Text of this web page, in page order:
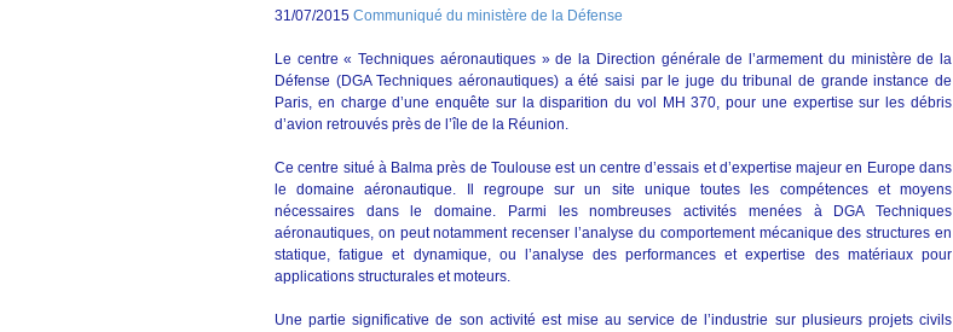
31/07/2015 Communiqué du ministère de la Défense
Le centre « Techniques aéronautiques » de la Direction générale de l’armement du ministère de la
Défense (DGA Techniques aéronautiques) a été saisi par le juge du tribunal de grande instance de
Paris, en charge d’une enquête sur la disparition du vol MH 370, pour une expertise sur les débris
d’avion retrouvés près de l’île de la Réunion.
Ce centre situé à Balma près de Toulouse est un centre d’essais et d’expertise majeur en Europe dans
le domaine aéronautique. Il regroupe sur un site unique toutes les compétences et moyens
nécessaires dans le domaine. Parmi les nombreuses activités menées à DGA Techniques
aéronautiques, on peut notamment recenser l’analyse du comportement mécanique des structures en
statique, fatigue et dynamique, ou l’analyse des performances et expertise des matériaux pour
applications structurales et moteurs.
Une partie significative de son activité est mise au service de l’industrie sur plusieurs projets civils